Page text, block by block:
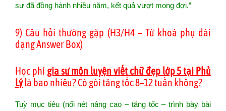
sư đã đồng hành nhiều năm, kết quả vượt mong đợi.”
9) Câu hỏi thường gặp (H3/H4 – Từ khoá phụ dài
dạng Answer Box)
Học phí gia sư môn luyện viết chữ đẹp lớp 5 tại Phủ
Lýlà bao nhiêu? Có gói tăng tốc 8–12 tuần không?
Tuỳ mục tiêu (nối nét nâng cao – tăng tốc – trình bày bài